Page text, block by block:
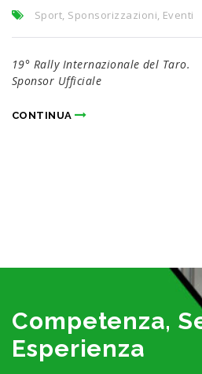
Sport, Sponsorizzazioni, Eventi
19° Rally Internazionale del Taro.
Sponsor Ufficiale
CONTINUA
Competenza,
Esperienza